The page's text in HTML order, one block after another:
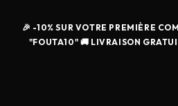
🎉 -10% SUR VOTRE PREMIÈRE
"FOUTA10" 🚚 LIVRAISON